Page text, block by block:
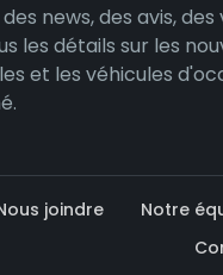
news, des avis, des
les détails sur les
et les véhicules
joindre Notre